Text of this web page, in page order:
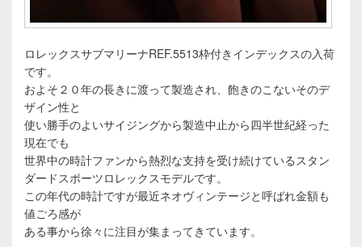
ロレックスサブマリーナREF.5513枠付きインデックスの入荷
です。
およそ２０年の長きに渡って製造され、飽きのこないそのデ
ザイン性と
使い勝手のよいサイジングから製造中止から四半世紀経った
現在でも
世界中の時計ファンから熱烈な支持を受け続けているスタン
ダードスポーツロレックスモデルです。
この年代の時計ですが最近ネオヴィンテージと呼ばれ金額も
値ごろ感が
ある事から徐々に注目が集まってきています。